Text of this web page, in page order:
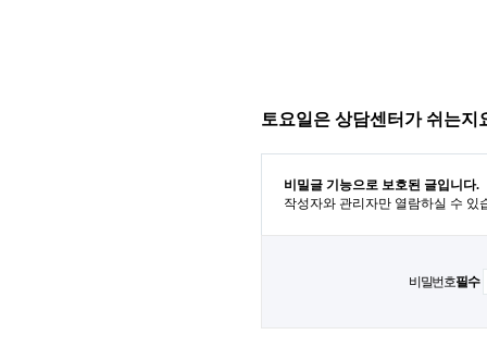
토요일은 상담센터가 쉬는지
비밀글 기능으로 보호된 글입니다.
작성자와 관리자만 열람하실 수 있
비밀번호필수